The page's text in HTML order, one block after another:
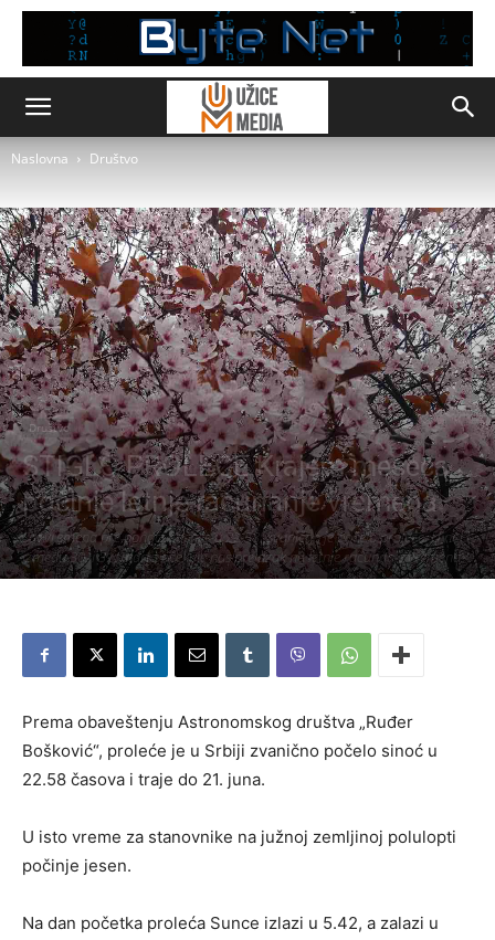
Naslovna Društvo
Društvo
STIGLO PROLEĆE Krajem meseca
počinje letnje računanje vremena
Sat vremena pre ponoći, tačnije u 22.58, zvanično je počelo proleće. U noći
između 30. i 31. marta očekuje nas prelazak na letnje računanje vremena.
Prema obaveštenju Astronomskog društva „Ruđer
Bošković“, proleće je u Srbiji zvanično počelo sinoć u
22.58 časova i traje do 21. juna.
U isto vreme za stanovnike na južnoj zemljinoj polulopti
počinje jesen.
Na dan početka proleća Sunce izlazi u 5.42, a zalazi u